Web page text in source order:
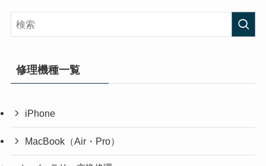
修理機種一覧
iPhone
MacBook（Air・Pro）